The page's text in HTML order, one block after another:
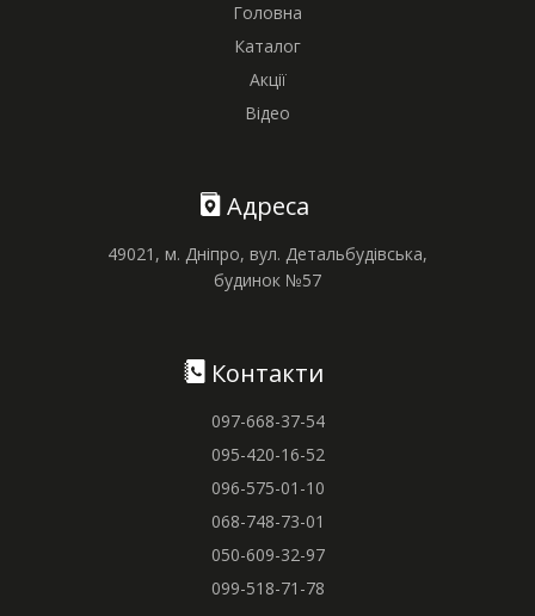
Головна
Каталог
Акції
Відео
Адреса
49021, м. Дніпро, вул. Детальбудівська,
будинок №57
Контакти
097-668-37-54
095-420-16-52
096-575-01-10
068-748-73-01
050-609-32-97
099-518-71-78